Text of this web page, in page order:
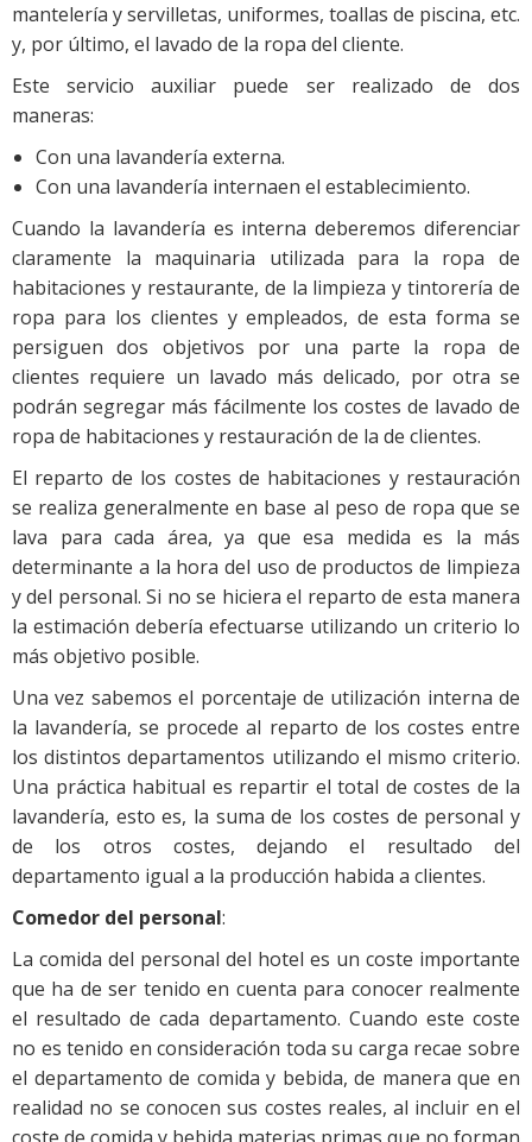
mantelería y servilletas, uniformes, toallas de piscina, etc.
y, por último, el lavado de la ropa del cliente.
Este servicio auxiliar puede ser realizado de dos
maneras:
Con una lavandería externa.
Con una lavandería internaen el establecimiento.
Cuando la lavandería es interna deberemos diferenciar
claramente la maquinaria utilizada para la ropa de
habitaciones y restaurante, de la limpieza y tintorería de
ropa para los clientes y empleados, de esta forma se
persiguen dos objetivos por una parte la ropa de
clientes requiere un lavado más delicado, por otra se
podrán segregar más fácilmente los costes de lavado de
ropa de habitaciones y restauración de la de clientes.
El reparto de los costes de habitaciones y restauración
se realiza generalmente en base al peso de ropa que se
lava para cada área, ya que esa medida es la más
determinante a la hora del uso de productos de limpieza
y del personal. Si no se hiciera el reparto de esta manera
la estimación debería efectuarse utilizando un criterio lo
más objetivo posible.
Una vez sabemos el porcentaje de utilización interna de
la lavandería, se procede al reparto de los costes entre
los distintos departamentos utilizando el mismo criterio.
Una práctica habitual es repartir el total de costes de la
lavandería, esto es, la suma de los costes de personal y
de los otros costes, dejando el resultado del
departamento igual a la producción habida a clientes.
Comedor del personal:
La comida del personal del hotel es un coste importante
que ha de ser tenido en cuenta para conocer realmente
el resultado de cada departamento. Cuando este coste
no es tenido en consideración toda su carga recae sobre
el departamento de comida y bebida, de manera que en
realidad no se conocen sus costes reales, al incluir en el